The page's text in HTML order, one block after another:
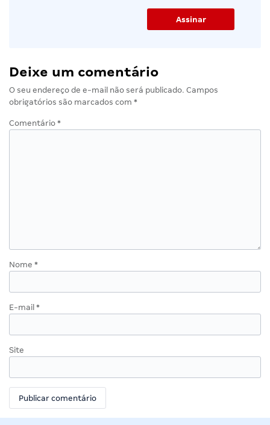
Deixe um comentário
O seu endereço de e-mail não será publicado. Campos
obrigatórios são marcados com *
Comentário *
Nome *
E-mail *
Site